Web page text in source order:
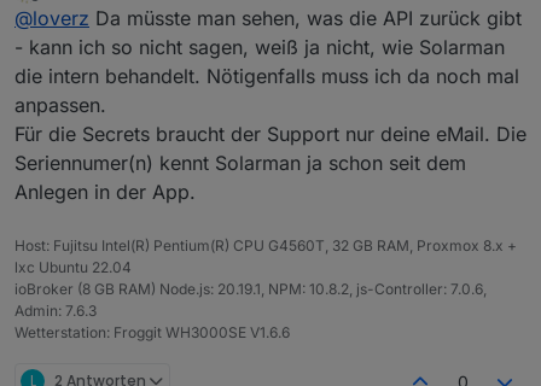
gelesen. Sind aber auch mehrere logger (Inverter) je
Balkonkraftwerk möglich?
Also kann man den Support in deutsch anschreiben?
Reicht die Seriennnummer vom Inverter, oder was
brauchen die?
Offline
@loverz Da müsste man sehen, was die API zurück gibt
- kann ich so nicht sagen, weiß ja nicht, wie Solarman
die intern behandelt. Nötigenfalls muss ich da noch mal
anpassen.
Für die Secrets braucht der Support nur deine eMail. Die
Seriennumer(n) kennt Solarman ja schon seit dem
Anlegen in der App.
Host: Fujitsu Intel(R) Pentium(R) CPU G4560T, 32 GB RAM, Proxmox 8.x +
lxc Ubuntu 22.04
ioBroker (8 GB RAM) Node.js: 20.19.1, NPM: 10.8.2, js-Controller: 7.0.6,
Admin: 7.6.3
Wetterstation: Froggit WH3000SE V1.6.6
L 2 Antworten 0